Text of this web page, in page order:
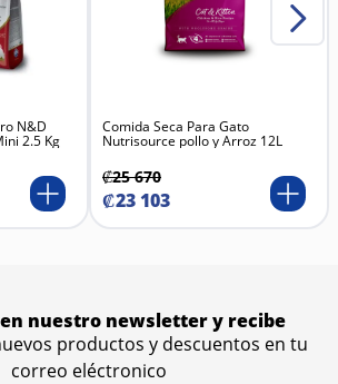
N&D
2.5 Kg
Comida Seca Para Gato
Nutrisource pollo y Arroz 12L
₡25 670
₡23103
nuestro newsletter y recibe
productos y descuentos en tu
correo eléctronico